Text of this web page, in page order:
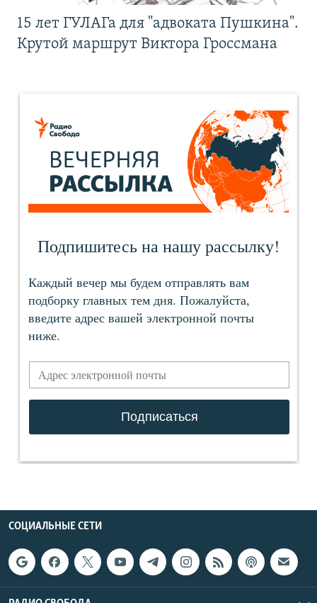
15 лет ГУЛАГа для "адвоката Пушкина".
Крутой маршрут Виктора Гроссмана
СОЦИАЛЬНЫЕ СЕТИ